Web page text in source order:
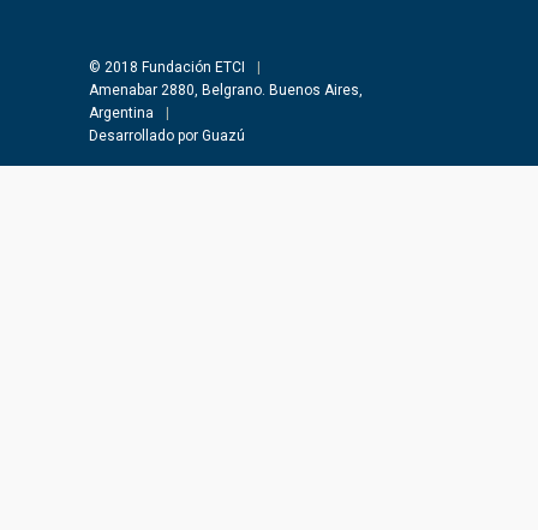
© 2018 Fundación ETCI
Amenabar 2880, Belgrano. Buenos Aires,
Argentina
Desarrollado por Guazú